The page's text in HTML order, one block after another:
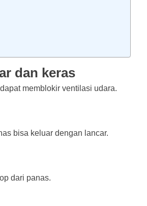
dan keras
memblokir ventilasi udara.
bisa keluar dengan lancar.
dari panas.